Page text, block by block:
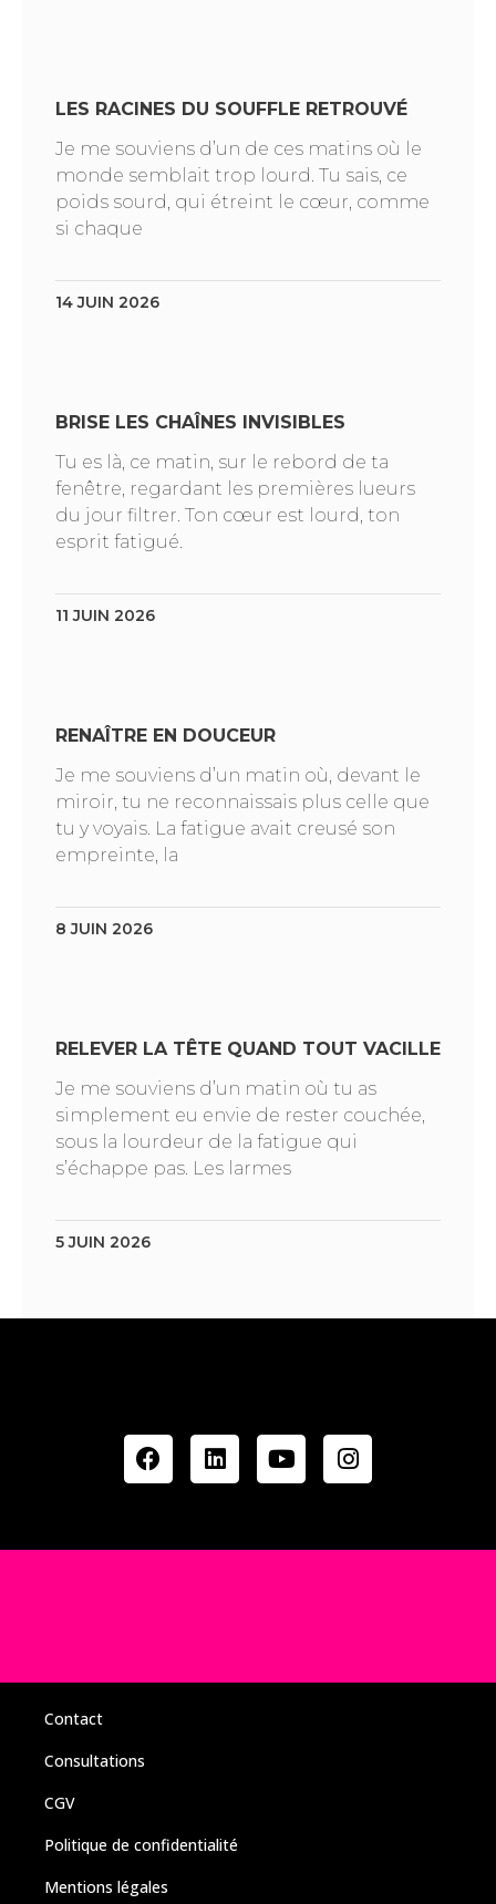
LES RACINES DU SOUFFLE RETROUVÉ
Je me souviens d’un de ces matins où le
monde semblait trop lourd. Tu sais, ce
poids sourd, qui étreint le cœur, comme
si chaque
14 JUIN 2026
BRISE LES CHAÎNES INVISIBLES
Tu es là, ce matin, sur le rebord de ta
fenêtre, regardant les premières lueurs
du jour filtrer. Ton cœur est lourd, ton
esprit fatigué.
11 JUIN 2026
RENAÎTRE EN DOUCEUR
Je me souviens d’un matin où, devant le
miroir, tu ne reconnaissais plus celle que
tu y voyais. La fatigue avait creusé son
empreinte, la
8 JUIN 2026
RELEVER LA TÊTE QUAND TOUT VACILLE
Je me souviens d’un matin où tu as
simplement eu envie de rester couchée,
sous la lourdeur de la fatigue qui
s’échappe pas. Les larmes
5 JUIN 2026
Contact
Consultations
CGV
Politique de confidentialité
Mentions légales